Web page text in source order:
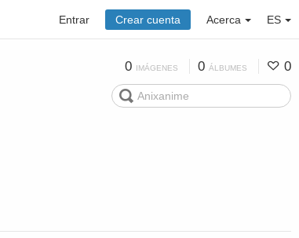
Entrar Crear cuenta Acerca ES
0 IMÁGENES 0 ÁLBUMES 0